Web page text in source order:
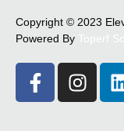
Copyright © 2023
Powered By